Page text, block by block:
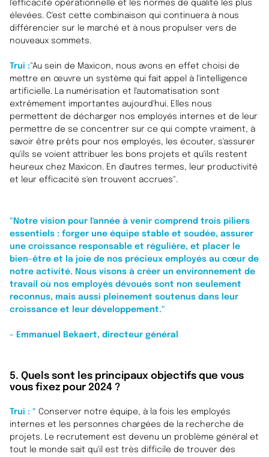
l'efficacité opérationnelle et les normes de qualité les plus
élevées. C'est cette combinaison qui continuera à nous
différencier sur le marché et à nous propulser vers de
nouveaux sommets.
Trui :"Au sein de Maxicon, nous avons en effet choisi de
mettre en œuvre un système qui fait appel à l'intelligence
artificielle. La numérisation et l'automatisation sont
extrêmement importantes aujourd'hui. Elles nous
permettent de décharger nos employés internes et de leur
permettre de se concentrer sur ce qui compte vraiment, à
savoir être prêts pour nos employés, les écouter, s'assurer
qu'ils se voient attribuer les bons projets et qu'ils restent
heureux chez Maxicon. En d'autres termes, leur productivité
et leur efficacité s'en trouvent accrues".
"Notre vision pour l'année à venir comprend trois piliers
essentiels : forger une équipe stable et soudée, assurer
une croissance responsable et régulière, et placer le
bien-être et la joie de nos précieux employés au cœur de
notre activité. Nous visons à créer un environnement de
travail où nos employés dévoués sont non seulement
reconnus, mais aussi pleinement soutenus dans leur
croissance et leur développement."
- Emmanuel Bekaert, directeur général
5. Quels sont les principaux objectifs que vous
vous fixez pour 2024 ?
Trui : " Conserver notre équipe, à la fois les employés
internes et les personnes chargées de la recherche de
projets. Le recrutement est devenu un problème général et
tout le monde sait qu'il est très difficile de trouver des